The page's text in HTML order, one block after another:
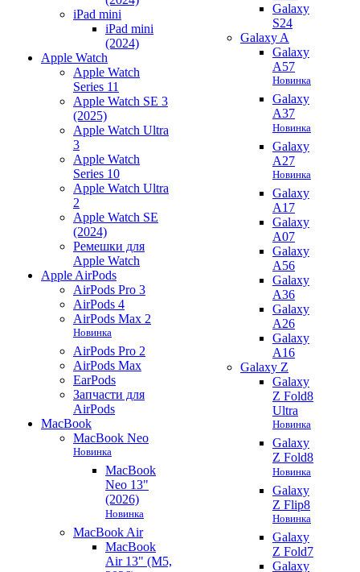
iPad mini
iPad mini
(2024)
Apple Watch
Apple Watch
Series 11
Apple Watch SE 3
(2025)
Apple Watch Ultra
3
Apple Watch
Series 10
Apple Watch Ultra
2
Apple Watch SE
(2024)
Ремешки для
Apple Watch
Apple AirPods
AirPods Pro 3
AirPods 4
AirPods Max 2
Новинка
AirPods Pro 2
AirPods Max
EarPods
Запчасти для
AirPods
MacBook
MacBook Neo
Новинка
MacBook
Neo 13"
(2026)
Новинка
MacBook Air
MacBook
Air 13" (M5,
Galaxy
S24
Galaxy A
Galaxy
A57
Новинка
Galaxy
A37
Новинка
Galaxy
A27
Новинка
Galaxy
A17
Galaxy
A07
Galaxy
A56
Galaxy
A36
Galaxy
A26
Galaxy
A16
Galaxy Z
Galaxy
Z Fold8
Ultra
Новинка
Galaxy
Z Fold8
Новинка
Galaxy
Z Flip8
Новинка
Galaxy
Z Fold7
Galaxy